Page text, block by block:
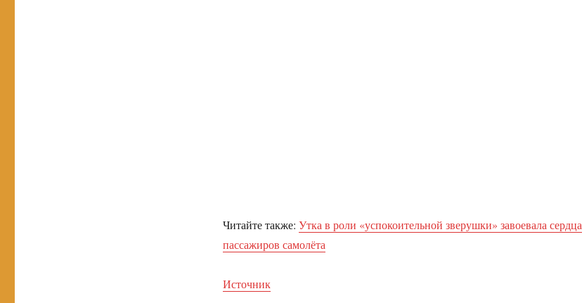
Читайте также: Утка в роли «успокоительной зверушки» завоевала сердца
пассажиров самолёта
Источник